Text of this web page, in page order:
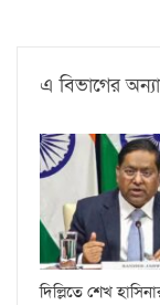
এ বিভাগের
দিল্লিতে শেখ